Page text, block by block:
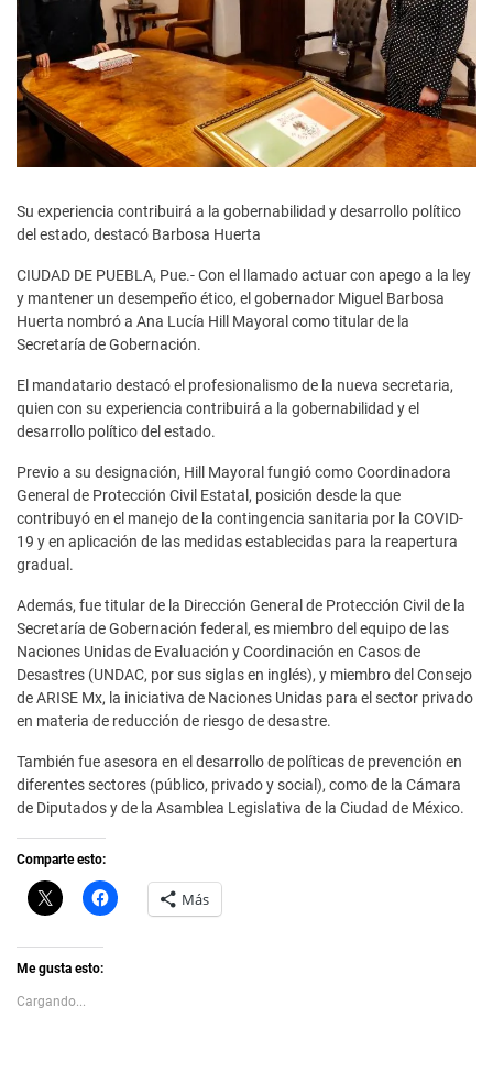
Su experiencia contribuirá a la gobernabilidad y desarrollo político
del estado, destacó Barbosa Huerta
CIUDAD DE PUEBLA, Pue.- Con el llamado actuar con apego a la ley
y mantener un desempeño ético, el gobernador Miguel Barbosa
Huerta nombró a Ana Lucía Hill Mayoral como titular de la
Secretaría de Gobernación.
El mandatario destacó el profesionalismo de la nueva secretaria,
quien con su experiencia contribuirá a la gobernabilidad y el
desarrollo político del estado.
Previo a su designación, Hill Mayoral fungió como Coordinadora
General de Protección Civil Estatal, posición desde la que
contribuyó en el manejo de la contingencia sanitaria por la COVID-
19 y en aplicación de las medidas establecidas para la reapertura
gradual.
Además, fue titular de la Dirección General de Protección Civil de la
Secretaría de Gobernación federal, es miembro del equipo de las
Naciones Unidas de Evaluación y Coordinación en Casos de
Desastres (UNDAC, por sus siglas en inglés), y miembro del Consejo
de ARISE Mx, la iniciativa de Naciones Unidas para el sector privado
en materia de reducción de riesgo de desastre.
También fue asesora en el desarrollo de políticas de prevención en
diferentes sectores (público, privado y social), como de la Cámara
de Diputados y de la Asamblea Legislativa de la Ciudad de México.
Comparte esto:
C
l
k
t
s
h
H
a Más
Me gusta esto:
Cargando...